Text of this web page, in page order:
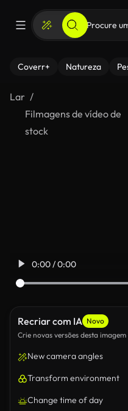
Coverr+ Natureza
Lar
Filmagens de vídeo de
stock
0:00 / 0:00
Recriar com IA Novo
Crie novas versões desta imagem
New camera angles
Transform environment
Change time of day